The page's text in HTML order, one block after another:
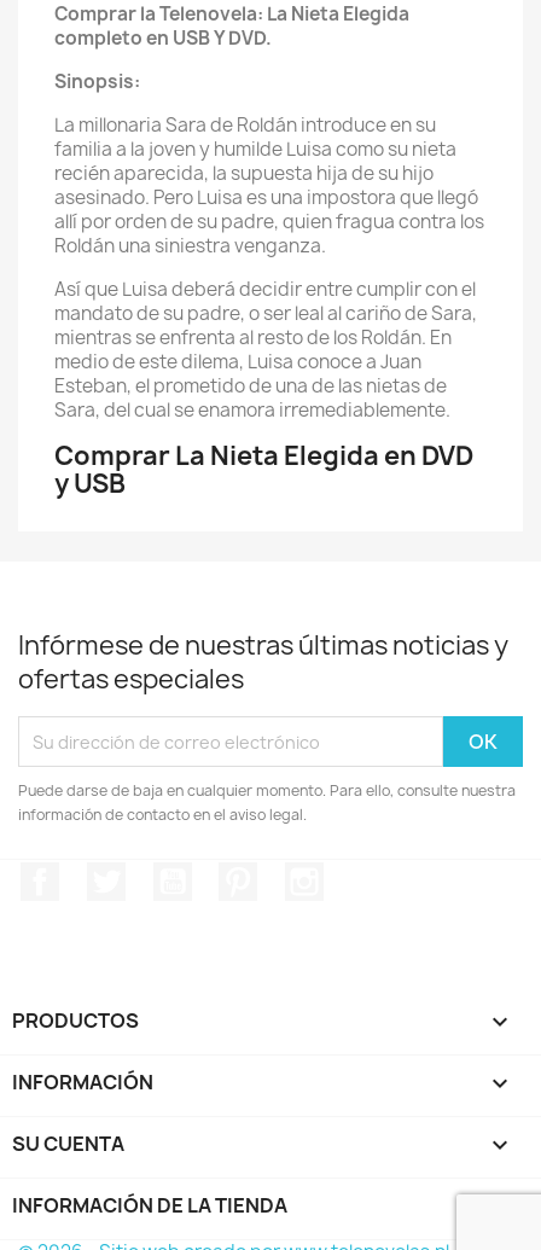
Comprar la Telenovela: La Nieta Elegida
completo en USB Y DVD.
Sinopsis:
La millonaria Sara de Roldán introduce en su
familia a la joven y humilde Luisa como su nieta
recién aparecida, la supuesta hija de su hijo
asesinado. Pero Luisa es una impostora que llegó
allí por orden de su padre, quien fragua contra los
Roldán una siniestra venganza.
Así que Luisa deberá decidir entre cumplir con el
mandato de su padre, o ser leal al cariño de Sara,
mientras se enfrenta al resto de los Roldán. En
medio de este dilema, Luisa conoce a Juan
Esteban, el prometido de una de las nietas de
Sara, del cual se enamora irremediablemente.
Comprar La Nieta Elegida en DVD
y USB
Infórmese de nuestras últimas noticias y
ofertas especiales
Puede darse de baja en cualquier momento. Para ello, consulte nuestra
información de contacto en el aviso legal.
PRODUCTOS 
INFORMACIÓN 
SU CUENTA 
INFORMACIÓN DE LA TIENDA